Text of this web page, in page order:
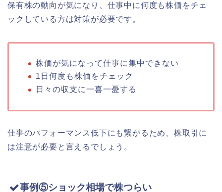
保有株の動向が気になり、仕事中に何度も株価をチェ
ックしている方は対策が必要です。
株価が気になって仕事に集中できない
1日何度も株価をチェック
日々の収支に一喜一憂する
仕事のパフォーマンス低下にも繋がるため、株取引に
は注意が必要と言えるでしょう。
事例⑤ショック相場で株つらい